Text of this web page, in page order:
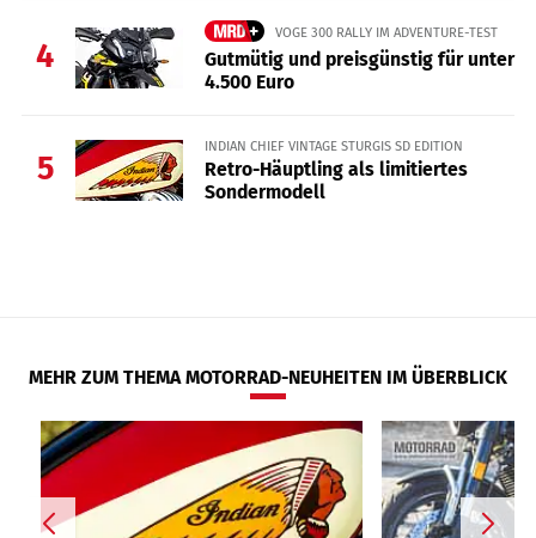
4
VOGE 300 RALLY IM ADVENTURE-TEST
Gutmütig und preisgünstig für unter
4.500 Euro
5
INDIAN CHIEF VINTAGE STURGIS SD EDITION
Retro-Häuptling als limitiertes
Sondermodell
MEHR ZUM THEMA MOTORRAD-NEUHEITEN IM ÜBERBLICK